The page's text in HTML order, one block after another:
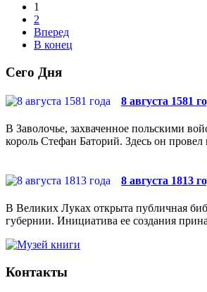
1
2
Вперед
В конец
Сего Дня
8 августа 1581
В Заволочье, захваченное польскими
король Стефан Баторий. Здесь он
8 августа 1813
В Великих Луках открыта публичная
губернии. Инициатива ее создания
Контакты